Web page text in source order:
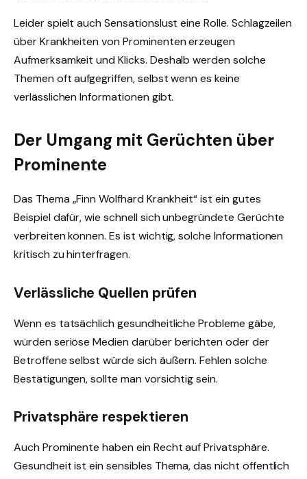
Leider spielt auch Sensationslust eine Rolle. Schlagzeilen
über Krankheiten von Prominenten erzeugen
Aufmerksamkeit und Klicks. Deshalb werden solche
Themen oft aufgegriffen, selbst wenn es keine
verlässlichen Informationen gibt.
Der Umgang mit Gerüchten über
Prominente
Das Thema „Finn Wolfhard Krankheit“ ist ein gutes
Beispiel dafür, wie schnell sich unbegründete Gerüchte
verbreiten können. Es ist wichtig, solche Informationen
kritisch zu hinterfragen.
Verlässliche Quellen prüfen
Wenn es tatsächlich gesundheitliche Probleme gäbe,
würden seriöse Medien darüber berichten oder der
Betroffene selbst würde sich äußern. Fehlen solche
Bestätigungen, sollte man vorsichtig sein.
Privatsphäre respektieren
Auch Prominente haben ein Recht auf Privatsphäre.
Gesundheit ist ein sensibles Thema, das nicht öffentlich